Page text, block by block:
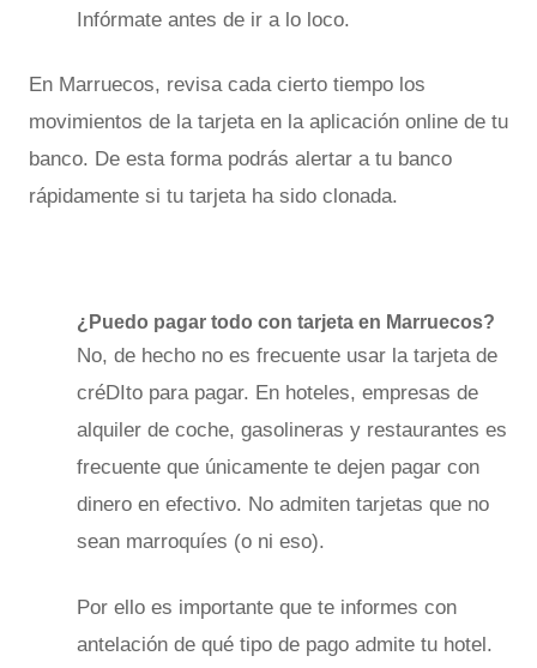
Infórmate antes de ir a lo loco.
En Marruecos, revisa cada cierto tiempo los
movimientos de la tarjeta en la aplicación online de tu
banco. De esta forma podrás alertar a tu banco
rápidamente si tu tarjeta ha sido clonada.
¿Puedo pagar todo con tarjeta en Marruecos?
No, de hecho no es frecuente usar la tarjeta de
créDIto para pagar. En hoteles, empresas de
alquiler de coche, gasolineras y restaurantes es
frecuente que únicamente te dejen pagar con
dinero en efectivo. No admiten tarjetas que no
sean marroquíes (o ni eso).
Por ello es importante que te informes con
antelación de qué tipo de pago admite tu hotel.